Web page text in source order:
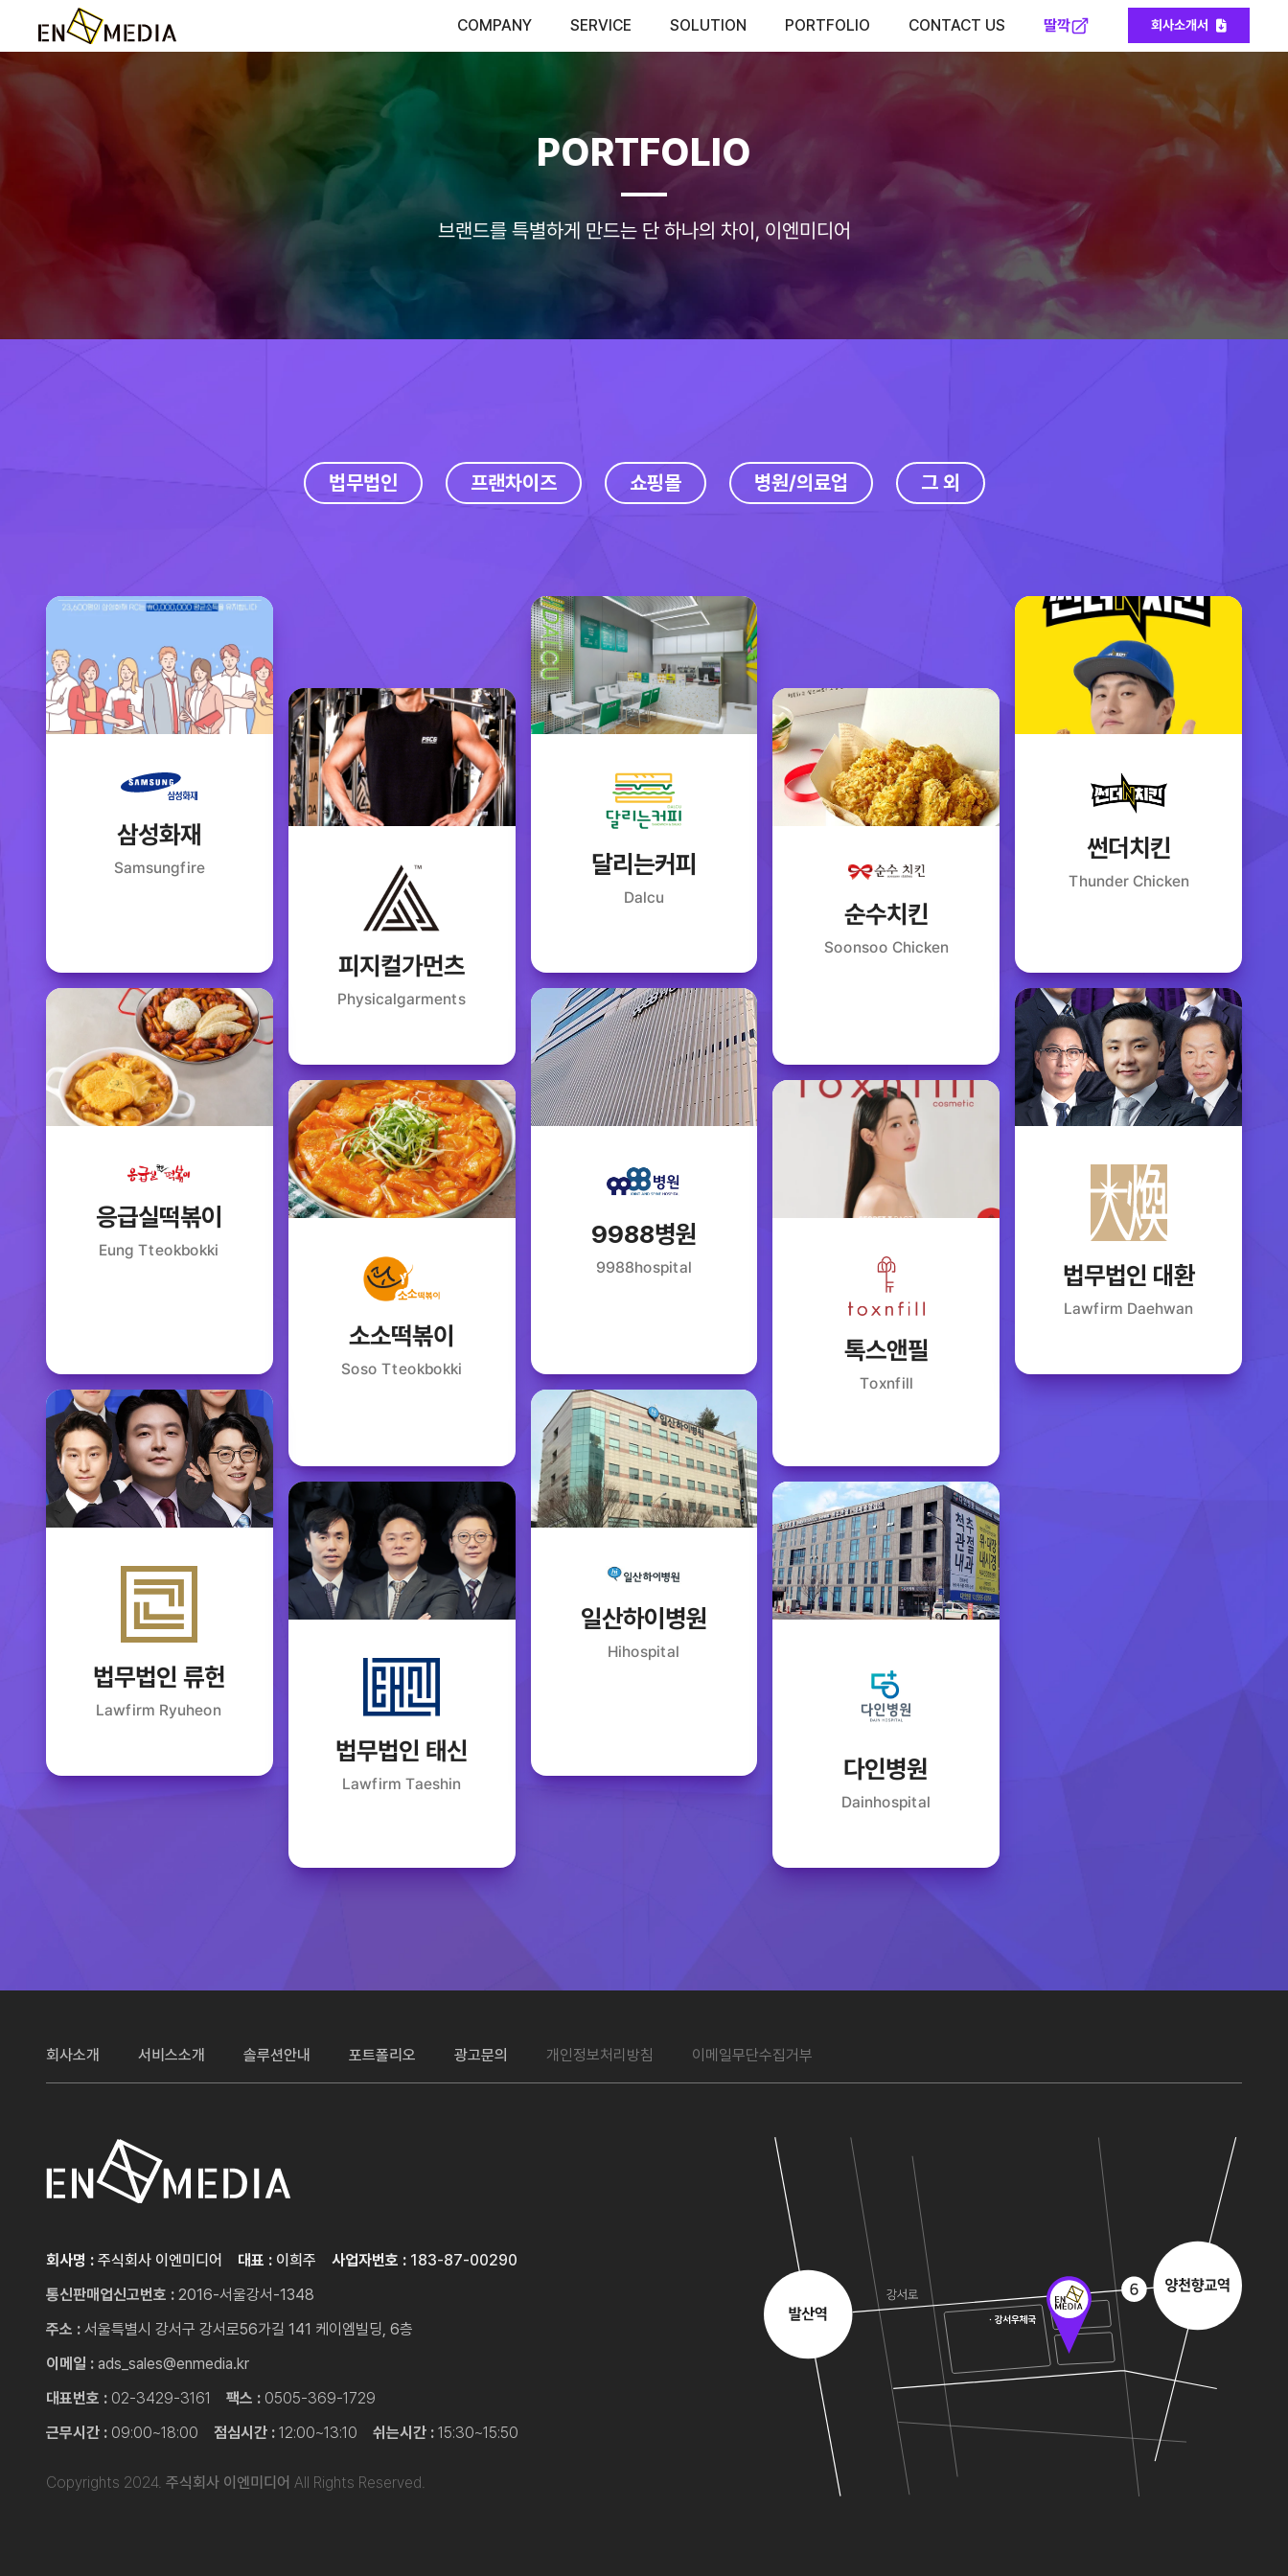
COMPANY SERVICE SOLUTION PORTFOLIO CONTACT US 딸깍 회사소개서
PORTFOLIO
브랜드를 특별하게 만드는 단 하나의 차이, 이엔미디어
법무법인 프랜차이즈 쇼핑몰 병원/의료업 그 외
삼성화재
Samsungfire
피지컬가먼츠
Physicalgarments
달리는커피
Dalcu
순수치킨
Soonsoo Chicken
썬더치킨
Thunder Chicken
응급실떡볶이
Eung Tteokbokki
소소떡볶이
Soso Tteokbokki
9988병원
9988hospital
톡스앤필
Toxnfill
법무법인 대환
Lawfirm Daehwan
법무법인 류헌
Lawfirm Ryuheon
법무법인 태신
Lawfirm Taeshin
일산하이병원
Hihospital
다인병원
Dainhospital
회사소개 서비스소개 솔루션안내 포트폴리오 광고문의 개인정보처리방침 이메일무단수집거부
회사명 : 주식회사 이엔미디어 대표 : 이희주 사업자번호 : 183-87-00290
통신판매업신고번호 : 2016-서울강서-1348
주소 : 서울특별시 강서구 강서로56가길 141 케이엠빌딩, 6층
이메일 : ads_sales@enmedia.kr
대표번호 : 02-3429-3161 팩스 : 0505-369-1729
근무시간 : 09:00~18:00 점심시간 : 12:00~13:10 쉬는시간 : 15:30~15:50
Copyrights 2024.주식회사 이엔미디어 All Rights Reserved.